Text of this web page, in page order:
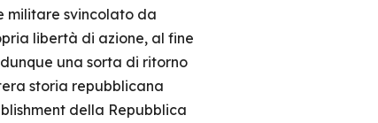
militare svincolato da
libertà di azione, al fine
una sorta di ritorno
storia repubblicana
della Repubblica